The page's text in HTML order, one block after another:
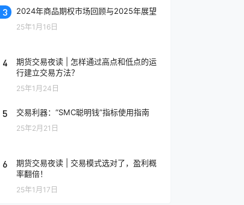
3 2024年商品期权市场回顾与2025年展望
25年1月16日
4
期货交易夜读 | 怎样通过高点和低点的运
行建立交易方法？
25年1月24日
5 交易利器：“SMC聪明钱”指标使用指南
25年2月21日
6
期货交易夜读 | 交易模式选对了，盈利概
率翻倍！
25年1月17日